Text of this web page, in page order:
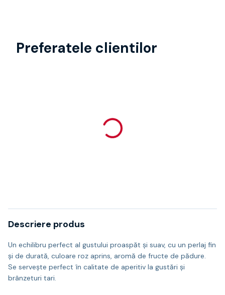
Preferatele clientilor
Descriere produs
Un echilibru perfect al gustului proaspăt şi suav, cu un perlaj fin
și de durată, culoare roz aprins, aromă de fructe de pădure.
Se serveşte perfect în calitate de aperitiv la gustări şi
brânzeturi tari.